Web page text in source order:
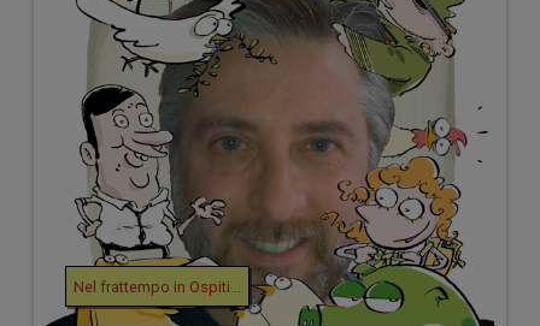
Nel frattempo in Ospiti